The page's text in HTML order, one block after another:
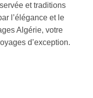
et traditions
l’élégance et le
Algérie, votre
d’exception.